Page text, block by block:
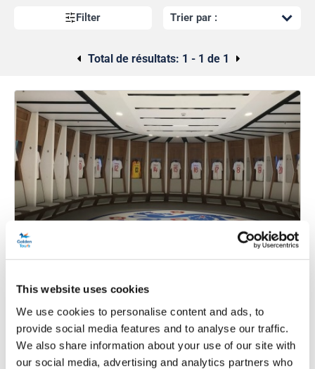
This website uses cookies
We use cookies to personalise content and ads, to
provide social media features and to analyse our traffic.
We also share information about your use of our site with
our social media, advertising and analytics partners who
Filter
Total de résultats: 1 - 1 de 1
Visite du stade de Wembley
Durée:Env. 75 minutes.
Visitez le vestiaire de l'équipe d'Angleterre et le tunnel
des joueurs
Prendre des photos avec la FA Cup